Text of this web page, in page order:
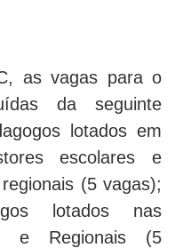
as vagas para o
da seguinte
lotados em
escolares e
(5 vagas);
lotados nas
e Regionais (5